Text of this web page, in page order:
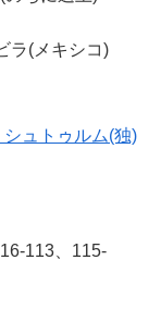
(メキシコ)
ュトゥルム(独)
113、115-